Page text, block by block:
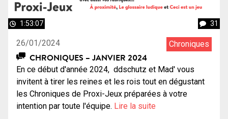
1:53:07 31
26/01/2024 Chroniques
CHRONIQUES – JANVIER 2024
En ce début d'année 2024, ddschutz et Mad' vous
invitent à tirer les reines et les rois tout en dégustant
les Chroniques de Proxi-Jeux préparées à votre
intention par toute l'équipe. Lire la suite